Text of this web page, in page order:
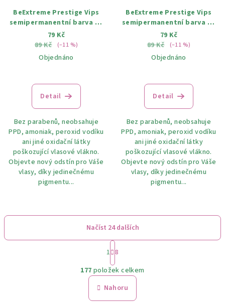
BeExtreme Prestige Vips
semipermanentní barva na
vlasy 50 divoká zelená
100ml
79 Kč
89 Kč
(–11 %)
Objednáno
Detail
Bez parabenů, neobsahuje
PPD, amoniak, peroxid vodíku
ani jiné oxidační látky
poškozující vlasové vlákno.
Objevte nový odstín pro Váše
vlasy, díky jedinečnému
pigmentu...
BeExtreme Prestige Vips
semipermanentní barva na
vlasy 51 mátová 100ml
79 Kč
89 Kč
(–11 %)
Objednáno
Detail
Bez parabenů, neobsahuje
PPD, amoniak, peroxid vodíku
ani jiné oxidační látky
poškozující vlasové vlákno.
Objevte nový odstín pro Váše
vlasy, díky jedinečnému
pigmentu...
O
v
l
á
Načíst 24 dalších
S
t
r
á
n
k
o
1 8
177 položek celkem
Nahoru